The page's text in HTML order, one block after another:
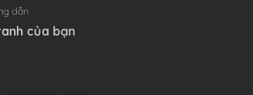
dẫn
của bạn